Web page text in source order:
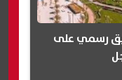
أول تعليق رسمي على